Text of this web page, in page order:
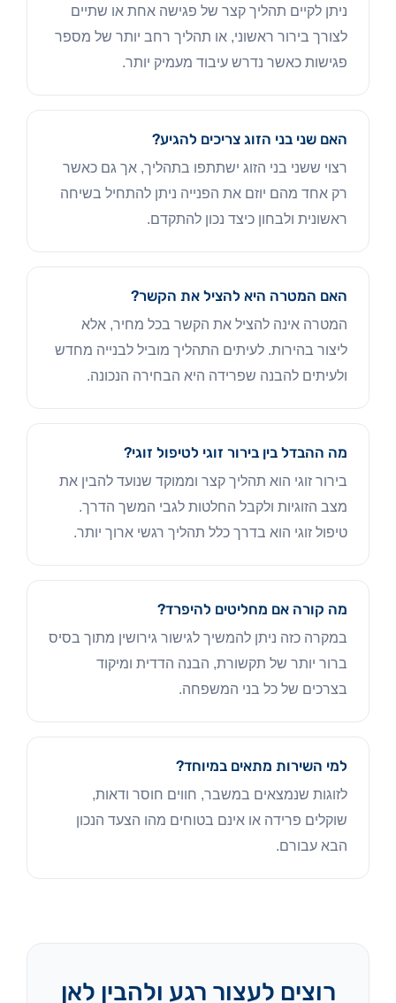
ניתן לקיים תהליך קצר של פגישה אחת או שתיים
לצורך בירור ראשוני, או תהליך רחב יותר של מספר
פגישות כאשר נדרש עיבוד מעמיק יותר.
האם שני בני הזוג צריכים להגיע?
רצוי ששני בני הזוג ישתתפו בתהליך, אך גם כאשר
רק אחד מהם יוזם את הפנייה ניתן להתחיל בשיחה
ראשונית ולבחון כיצד נכון להתקדם.
האם המטרה היא להציל את הקשר?
המטרה אינה להציל את הקשר בכל מחיר, אלא
ליצור בהירות. לעיתים התהליך מוביל לבנייה מחדש
ולעיתים להבנה שפרידה היא הבחירה הנכונה.
מה ההבדל בין בירור זוגי לטיפול זוגי?
בירור זוגי הוא תהליך קצר וממוקד שנועד להבין את
מצב הזוגיות ולקבל החלטות לגבי המשך הדרך.
טיפול זוגי הוא בדרך כלל תהליך רגשי ארוך יותר.
מה קורה אם מחליטים להיפרד?
במקרה כזה ניתן להמשיך לגישור גירושין מתוך בסיס
ברור יותר של תקשורת, הבנה הדדית ומיקוד
בצרכים של כל בני המשפחה.
למי השירות מתאים במיוחד?
לזוגות שנמצאים במשבר, חווים חוסר ודאות,
שוקלים פרידה או אינם בטוחים מהו הצעד הנכון
הבא עבורם.
רוצים לעצור רגע ולהבין לאן